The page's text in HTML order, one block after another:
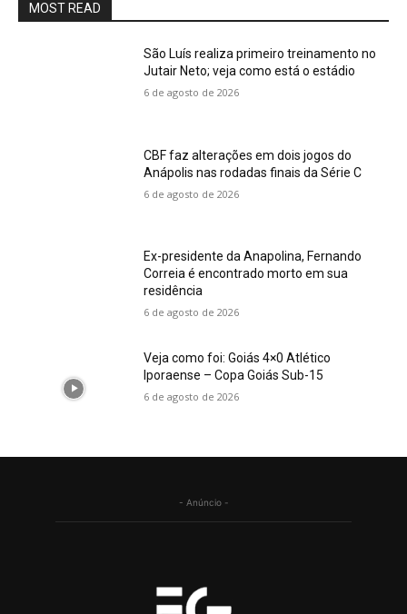
MOST READ
São Luís realiza primeiro treinamento no
Jutair Neto; veja como está o estádio
6 de agosto de 2026
CBF faz alterações em dois jogos do
Anápolis nas rodadas finais da Série C
6 de agosto de 2026
Ex-presidente da Anapolina, Fernando
Correia é encontrado morto em sua
residência
6 de agosto de 2026
Veja como foi: Goiás 4×0 Atlético
Iporaense – Copa Goiás Sub-15
6 de agosto de 2026
- Anúncio -